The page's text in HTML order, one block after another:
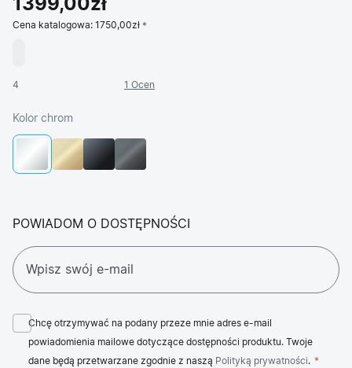
1399,00zł
Cena katalogowa: 1750,00zł
4 1 Ocen
Kolor chrom
POWIADOM O DOSTĘPNOŚCI
Chcę otrzymywać na podany przeze mnie adres e-mail
powiadomienia mailowe dotyczące dostępności produktu. Twoje
dane będą przetwarzane zgodnie z naszą Polityką prywatności.